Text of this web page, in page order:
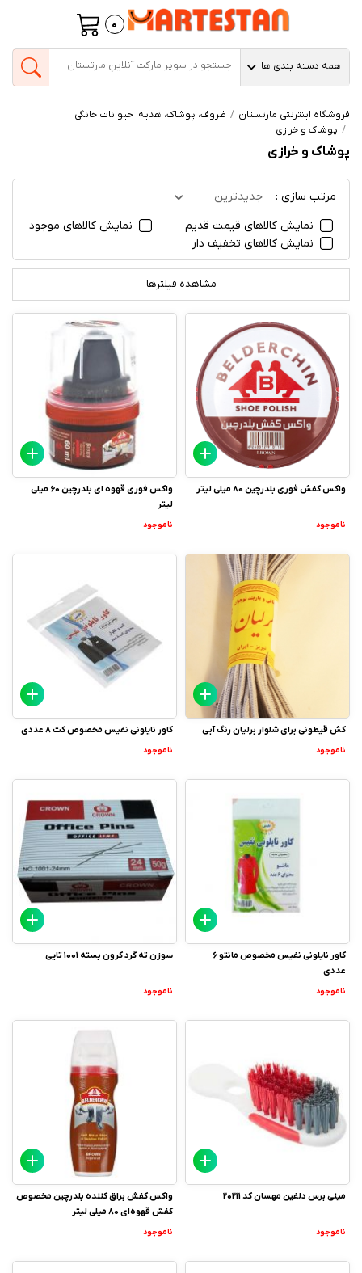
0
همه دسته بندی ها
فروشگاه اینترنتی مارتستان
ظروف، پوشاک، هدیه، حیوانات خانگی
پوشاک و خرازی
پوشاک و خرازی
مرتب سازی :
جدیدترین
نمایش کالاهای قیمت قدیم
نمایش کالاهای موجود
نمایش کالاهای تخفیف دار
مشاهده فیلترها
واکس کفش فوری بلدرچین 80 میلی لیتر
ناموجود
واکس فوری قهوه ای بلدرچین 60 میلی
لیتر
ناموجود
کش قیطونی برای شلوار برلیان رنگ آبی
ناموجود
کاور نایلونی نفیس مخصوص کت 8 عددی
ناموجود
کاور نایلونی نفیس مخصوص مانتو 6
عددی
ناموجود
سوزن ته گرد کرون بسته 1001 تایی
ناموجود
مینی برس دلفین مهسان کد 20211
ناموجود
واکس کفش براق کننده بلدرچین مخصوص
کفش قهوه‌ای 80 میلی لیتر
ناموجود